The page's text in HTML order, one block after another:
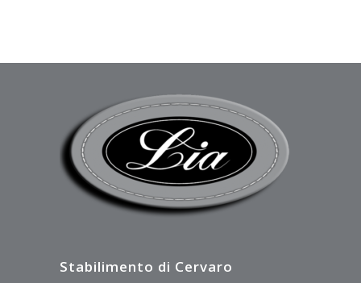
Stabilimento di Cervaro